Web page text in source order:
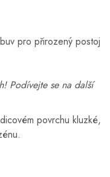
pro přirozený postoj
Podívejte se na další
povrchu kluzké,